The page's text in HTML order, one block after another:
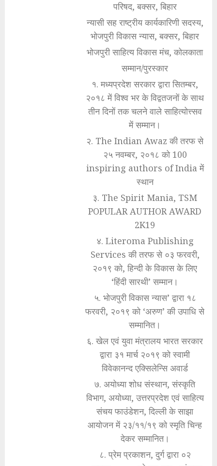
परिषद, बक्सर, बिहार
न्यासी सह राष्ट्रीय कार्यकारिणी सदस्य,
भोजपुरी विकास न्यास, बक्सर, बिहार
भोजपुरी साहित्य विकास मंच, कोलकाता
सम्मान/पुरस्कार
१. मध्यप्रदेश सरकार द्वारा सितम्बर,
२०१८ में विश्व भर के विद्वतजनों के साथ
तीन दिनों तक चलने वाले साहित्योत्त्सव
में सम्मान।
२. The Indian Awaz की तरफ से
२५ नवम्बर, २०१८ को 100
inspiring authors of India में
स्थान
३. The Spirit Mania, TSM
POPULAR AUTHOR AWARD
2K19
४. Literoma Publishing
Services की तरफ से ०३ फरवरी,
२०१९ को, हिन्दी के विकास के लिए
‘हिंदी सारथी’ सम्मान।
५. भोजपुरी विकास न्यास’ द्वारा १८
फरवरी, २०१९ को ‘अरुण’ की उपाधि से
सम्मानित।
६. खेल एवं युवा मंत्रालय भारत सरकार
द्वारा ३१ मार्च २०१९ को स्वामी
विवेकानन्द एक्सिलेन्सि अवार्ड
७. अयोध्या शोध संस्थान, संस्कृति
विभाग, अयोध्या, उत्तरप्रदेश एवं साहित्य
संचय फाउंडेशन, दिल्ली के साझा
आयोजन में २३/११/१९ को स्मृति चिन्ह
देकर सम्मानित।
८. प्रेम प्रकाशन, दुर्ग द्वारा ०२